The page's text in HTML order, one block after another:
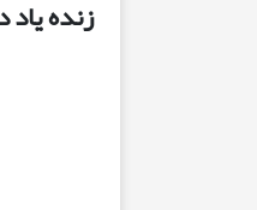
زنده